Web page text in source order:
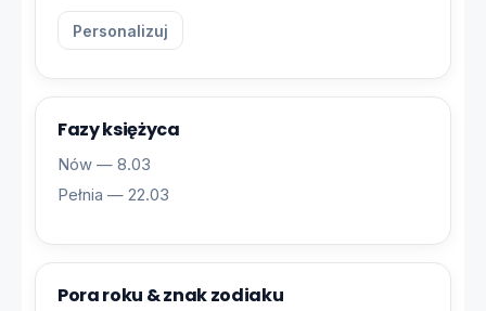
Personalizuj
Fazy księżyca
Nów — 8.03
Pełnia — 22.03
Pora roku & znak zodiaku